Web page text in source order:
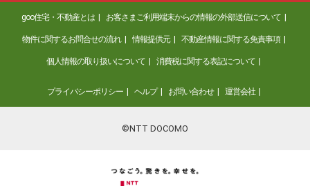
goo住宅・不動産とは お客さまご利用端末からの情報の外部送信について
物件に関するお問合せの流れ 情報提供元 不動産情報に関する免責事項
個人情報の取り扱いについて 消費税に関する表記について
プライバシーポリシー ヘルプ お問い合わせ 運営会社
©NTT DOCOMO